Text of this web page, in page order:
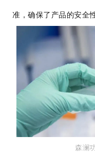
准，确保了产品的安全
森澜